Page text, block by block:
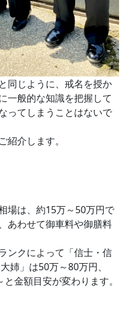
同じように、戒名を授か
一般的な知識を把握して
ってしまうことはないで
紹介します。
場は、約15万～50万円で
あわせて御車料や御膳料
ンクによって「信士・信
姉」は50万～80万円、
金額目安が変わります。